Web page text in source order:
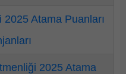
Atama Puanları
2025 Atama